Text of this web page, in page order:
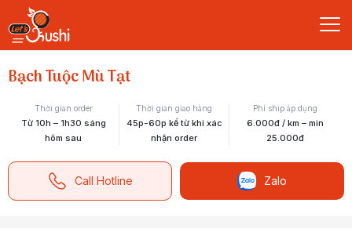
Bạch Tuộc Mù Tạt
Thời gian order
Từ 10h – 1h30 sáng
hôm sau
Thời gian giao hàng
45p-60p kể từ khi xác
nhận order
Phí ship áp dụng
6.000đ / km – min
25.000đ
Call Hotline Zalo